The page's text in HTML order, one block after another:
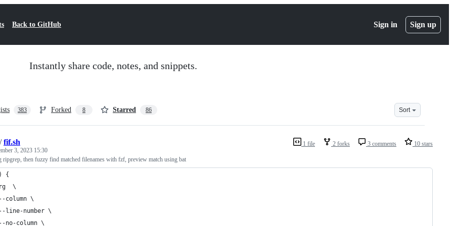
Back to GitHub Sign in Sign up
Instantly share code, notes, and snippets.
383 Forked 8 Starred 86 Sort
1 file 2 forks 3 comments 10 stars
/fif.sh
3, 2023 15:30
then fuzzy find matched filenames with fzf, preview match using bat
{
rg  \
--column \
--line-number \
--no-column \